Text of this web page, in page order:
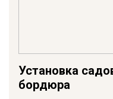
Установка
бордюра